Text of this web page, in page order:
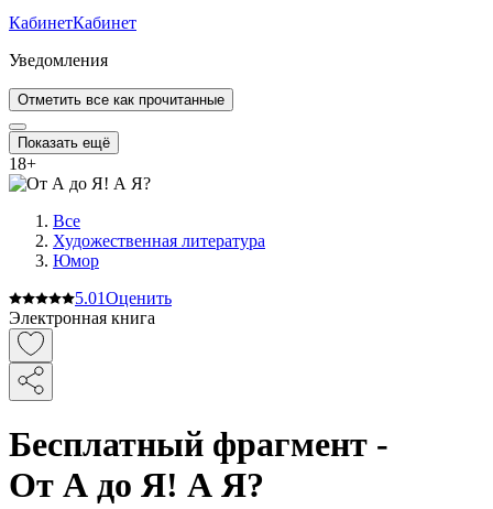
КабинетКабинет
Уведомления
Отметить все как прочитанные
Показать ещё
18+
Все
Художественная литература
Юмор
5.01Оценить
Электронная книга
Бесплатный фрагмент -
От А до Я! А Я?